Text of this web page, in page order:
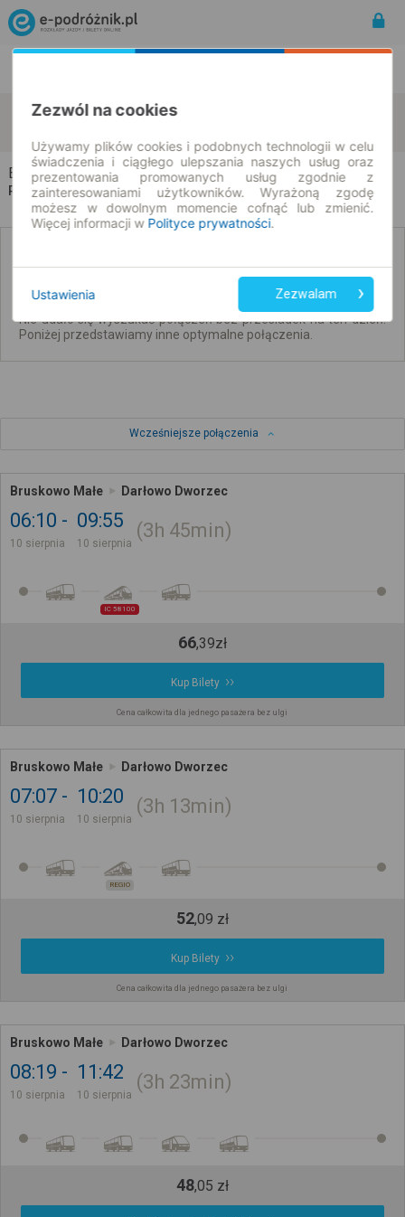
Bruskowo Małe
Darłowo
Bruskowo Małe → Darłowo
Rozkład jazdy i bilety
połączenia z przesiadkami.
Nie udało się wyszukać połączeń bez przesiadek na ten dzień.
Poniżej przedstawiamy inne optymalne połączenia.
Wcześniejsze połączenia
Bruskowo Małe Darłowo Dworzec
06:10
10 sierpnia
09:55
10 sierpnia
3h 45min
IC 58100
66,39zł
Kup Bilety
Cena całkowita dla jednego pasażera bez ulgi
Bruskowo Małe Darłowo Dworzec
07:07
10 sierpnia
10:20
10 sierpnia
3h 13min
REGIO
52,09 zł
Kup Bilety
Cena całkowita dla jednego pasażera bez ulgi
Bruskowo Małe Darłowo Dworzec
08:19
10 sierpnia
11:42
10 sierpnia
3h 23min
48,05 zł
Zezwól na cookies
Używamy plików cookies i podobnych technologii w celu
świadczenia i ciągłego ulepszania naszych usług oraz
prezentowania promowanych usług zgodnie z
zainteresowaniami użytkowników. Wyrażoną zgodę
możesz w dowolnym momencie cofnąć lub zmienić.
Więcej informacji w Polityce prywatności.
Ustawienia Zezwalam